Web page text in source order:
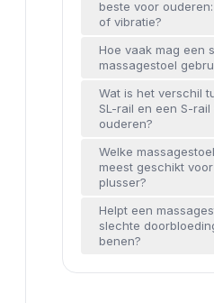
beste voor
of vibratie?
Hoe vaak mag een
massagestoel
Wat is het verschil
SL-rail en een S-rail
ouderen?
Welke
meest geschikt
plusser?
Helpt een
slechte
benen?